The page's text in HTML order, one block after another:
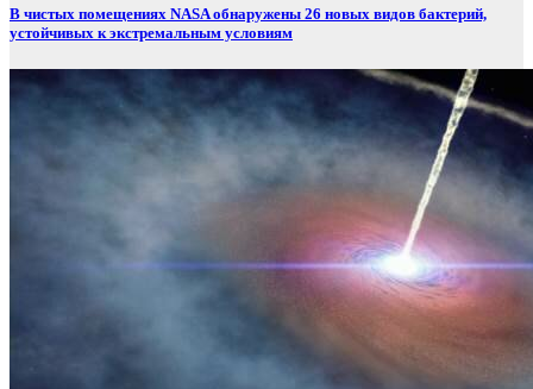
В чистых помещениях NASA обнаружены 26 новых видов бактерий,
устойчивых к экстремальным условиям